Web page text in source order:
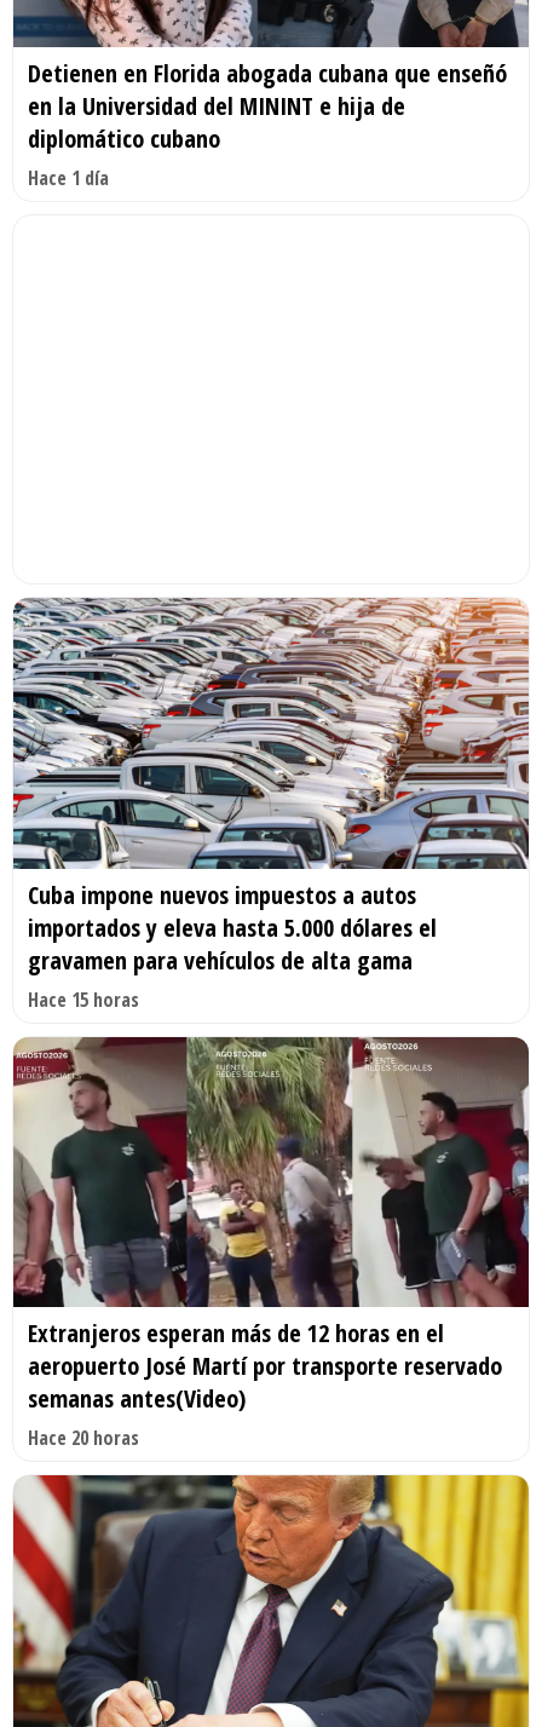
Detienen en Florida abogada cubana que enseñó
en la Universidad del MININT e hija de
diplomático cubano
Hace 1 día
Cuba impone nuevos impuestos a autos
importados y eleva hasta 5.000 dólares el
gravamen para vehículos de alta gama
Hace 15 horas
Extranjeros esperan más de 12 horas en el
aeropuerto José Martí por transporte reservado
semanas antes(Video)
Hace 20 horas